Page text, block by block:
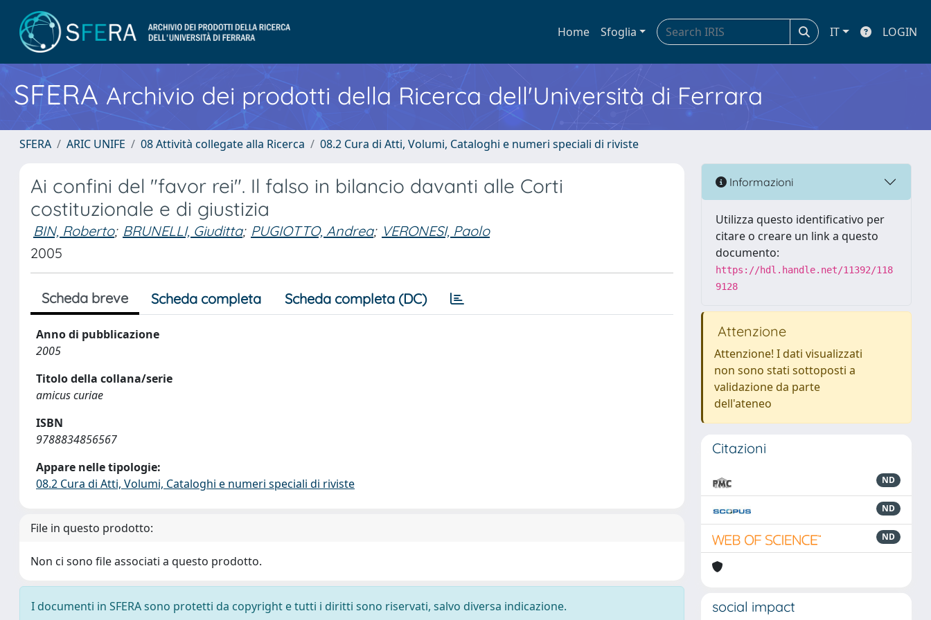
Home Sfoglia IT LOGIN
SFERA Archivio dei prodotti della Ricerca dell'Università di Ferrara
SFERA ARIC UNIFE 08 Attività collegate alla Ricerca 08.2 Cura di Atti, Volumi, Cataloghi e numeri speciali di riviste
Ai confini del "favor rei". Il falso in bilancio davanti alle Corti
costituzionale e di giustizia
BIN, Roberto; BRUNELLI, Giuditta; PUGIOTTO, Andrea; VERONESI, Paolo
2005
Scheda breve Scheda completa Scheda completa (DC)
Anno di pubblicazione
2005
Titolo della collana/serie
amicus curiae
ISBN
9788834856567
Appare nelle tipologie:
08.2 Cura di Atti, Volumi, Cataloghi e numeri speciali di riviste
File in questo prodotto:
Non ci sono file associati a questo prodotto.
I documenti in SFERA sono protetti da copyright e tutti i diritti sono riservati, salvo diversa indicazione.
Informazioni
Utilizza questo identificativo per
citare o creare un link a questo
documento:
https://hdl.handle.net/11392/118
9128
Attenzione
Attenzione! I dati visualizzati
non sono stati sottoposti a
validazione da parte
dell'ateneo
Citazioni
ND
ND
ND
social impact